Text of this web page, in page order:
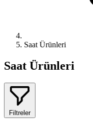
Saat Ürünleri
Saat Ürünleri
Filtreler